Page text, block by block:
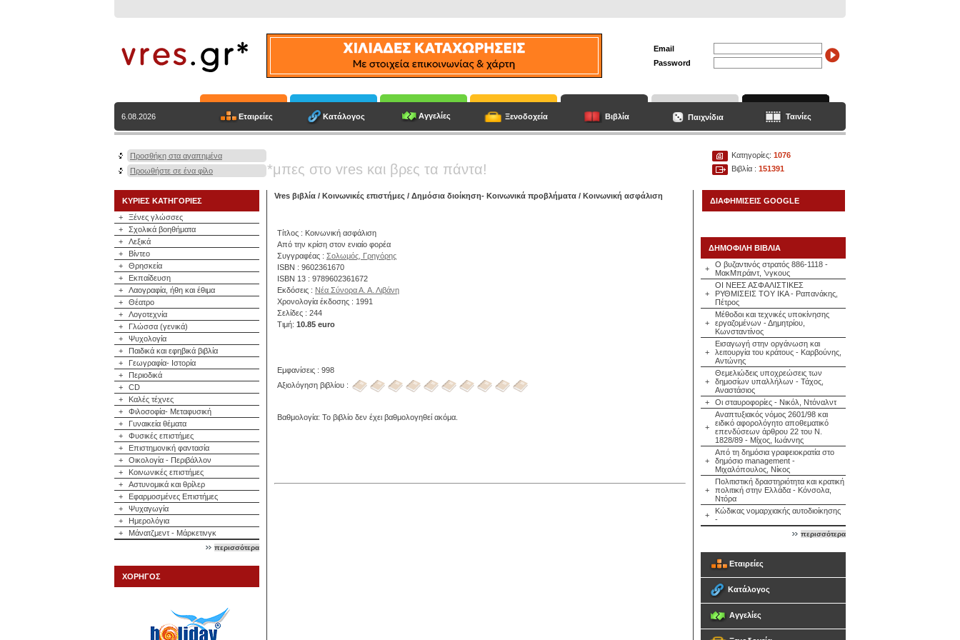
Email
Password
6.08.2026 Εταιρείες Κατάλογος Αγγελίες Ξενοδοχεία Βιβλία Παιχνίδια Ταινίες
Προσθήκη στα αγαπημένα
Προωθήστε σε ένα φίλο
*μπες στο vres και βρες τα πάντα!
Κατηγορίες: 1076
Βιβλία : 151391
ΚΥΡΙΕΣ ΚΑΤΗΓΟΡΙΕΣ
+
Ξένες γλώσσες
+
Σχολικά βοηθήματα
+
Λεξικά
+
Βίντεο
+
Θρησκεία
+
Εκπαίδευση
+
Λαογραφία, ήθη και έθιμα
+
Θέατρο
+
Λογοτεχνία
+
Γλώσσα (γενικά)
+
Ψυχολογία
+
Παιδικά και εφηβικά βιβλία
+
Γεωγραφία- Ιστορία
+
Περιοδικά
+
CD
+
Καλές τέχνες
+
Φιλοσοφία- Μεταφυσική
+
Γυναικεία θέματα
+
Φυσικές επιστήμες
+
Επιστημονική φαντασία
+
Οικολογία - Περιβάλλον
+
Κοινωνικές επιστήμες
+
Αστυνομικά και θρίλερ
+
Εφαρμοσμένες Επιστήμες
+
Ψυχαγωγία
+
Ημερολόγια
+
Μάνατζμεντ - Μάρκετινγκ
περισσότερα
ΧΟΡΗΓΟΣ
Vres βιβλία / Κοινωνικές επιστήμες / Δημόσια διοίκηση- Κοινωνικά προβλήματα / Κοινωνική ασφάλιση
Τίτλος : Κοινωνική ασφάλιση
Από την κρίση στον ενιαίο φορέα
Συγγραφέας : Σολωμός, Γρηγόρης
ISBN : 9602361670
ISBN 13 : 9789602361672
Εκδόσεις : Νέα Σύνορα Α. Α. Λιβάνη
Χρονολογία έκδοσης : 1991
Σελίδες : 244
Τιμή: 10.85 euro
Εμφανίσεις : 998
Αξιολόγηση βιβλίου :
Βαθμολογία: Το βιβλίο δεν έχει βαθμολογηθεί ακόμα.
ΔΙΑΦΗΜΙΣΕΙΣ GOOGLE
ΔΗΜΟΦΙΛΗ ΒΙΒΛΙΑ
+
Ο βυζαντινός στρατός 886-1118 -
ΜακΜπράιντ, ’νγκους
+
ΟΙ ΝΕΕΣ ΑΣΦΑΛΙΣΤΙΚΕΣ
ΡΥΘΜΙΣΕΙΣ ΤΟΥ ΙΚΑ - Ραπανάκης,
Πέτρος
+
Μέθοδοι και τεχνικές υποκίνησης
εργαζομένων - Δημητρίου,
Κωνσταντίνος
+
Εισαγωγή στην οργάνωση και
λειτουργία του κράτους - Καρβούνης,
Αντώνης
+
Θεμελιώδεις υποχρεώσεις των
δημοσίων υπαλλήλων - Τάχος,
Αναστάσιος
+
Οι σταυροφορίες - Νικόλ, Ντόναλντ
+
Αναπτυξιακός νόμος 2601/98 και
ειδικό αφορολόγητο αποθεματικό
επενδύσεων άρθρου 22 του Ν.
1828/89 - Μίχος, Ιωάννης
+
Από τη δημόσια γραφειοκρατία στο
δημόσιο management -
Μιχαλόπουλος, Νίκος
+
Πολιτιστική δραστηριότητα και κρατική
πολιτική στην Ελλάδα - Κόνσολα,
Ντόρα
+
Κώδικας νομαρχιακής αυτοδιοίκησης
-
περισσότερα
Εταιρείες
Κατάλογος
Αγγελίες